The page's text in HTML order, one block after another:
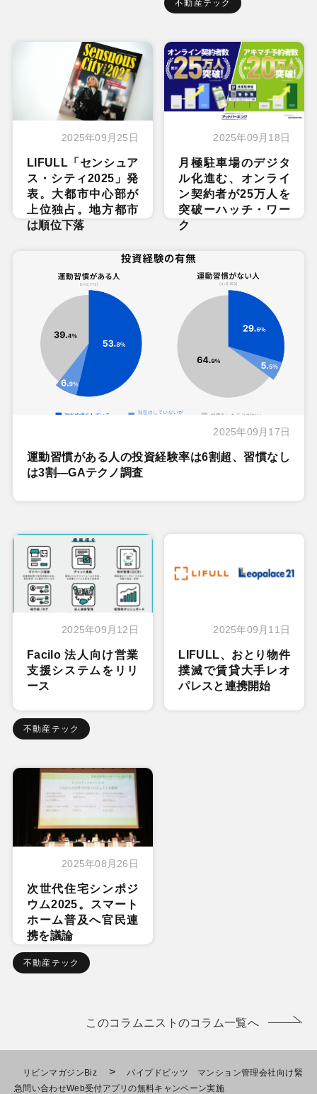
不動産テック
2025年09月25日
LIFULL「センシュア
ス・シティ2025」発
表。大都市中心部が
上位独占。地方都市
は順位下落
2025年09月18日
月極駐車場のデジタ
ル化進む、オンライ
ン契約者が25万人を
突破ーハッチ・ワー
ク
2025年09月17日
運動習慣がある人の投資経験率は6割超、習慣なし
は3割―GAテクノ調査
2025年09月12日
Facilo 法人向け営業
支援システムをリリ
ース
不動産テック
2025年09月11日
LIFULL、おとり物件
撲滅で賃貸大手レオ
パレスと連携開始
2025年08月26日
次世代住宅シンポジ
ウム2025。スマート
ホーム普及へ官民連
携を議論
不動産テック
このコラムニストのコラム一覧へ
リビンマガジンBiz >
パイプドビッツ マンション管理会社向け緊
急問い合わせWeb受付アプリの無料キャンペーン実施